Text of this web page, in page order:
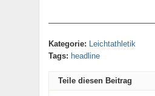
Kategorie: Leichtathletik
Tags: headline
Teile diesen Beitrag